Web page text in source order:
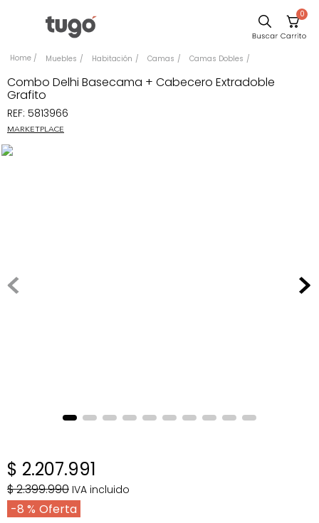
0
Muebles Habitación Camas Camas Dobles
Combo Delhi Basecama + Cabecero Extradoble
Grafito
REF: 5813966
MARKETPLACE
$ 2.207.991
$2.399.990 IVA incluido
8 %
Comedor
Escritorio
Sillas
Silla